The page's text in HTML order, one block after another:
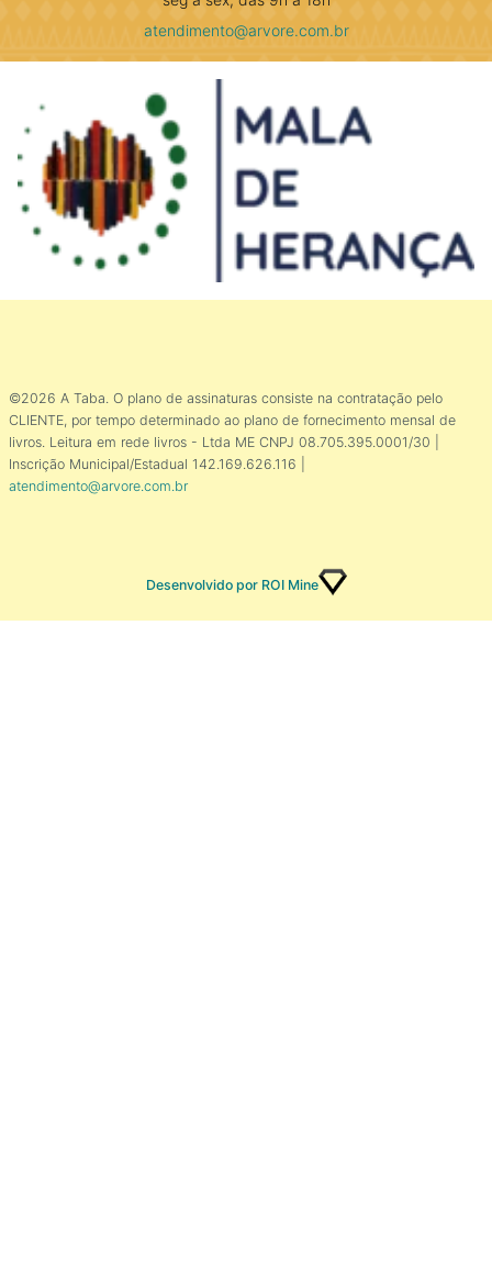
atendimento@arvore.com.br
©2026 A Taba. O plano de assinaturas consiste na contratação pelo
CLIENTE, por tempo determinado ao plano de fornecimento mensal de
livros. Leitura em rede livros - Ltda ME CNPJ 08.705.395.0001/30 |
Inscrição Municipal/Estadual 142.169.626.116 |
atendimento@arvore.com.br
Desenvolvido por ROI Mine